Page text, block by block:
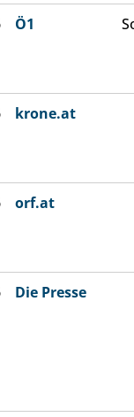
Ö1
krone.at
orf.at
Die Presse